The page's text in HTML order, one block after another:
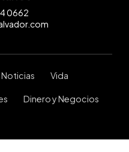
0662
Noticias Vida
Dinero y Negocios